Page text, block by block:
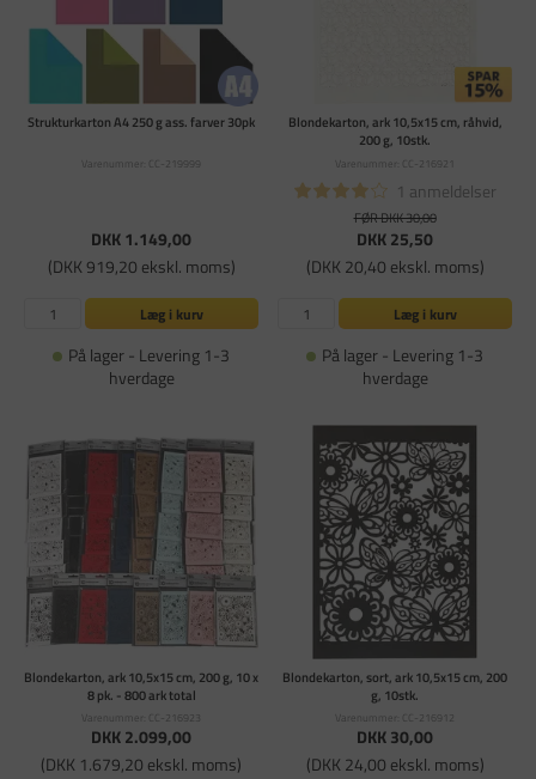
Strukturkarton A4 250 g ass. farver 30pk
Varenummer: CC-219999
DKK 1.149,00
(DKK 919,20 ekskl. moms)
Læg i kurv
På lager - Levering 1-3
hverdage
Blondekarton, ark 10,5x15 cm, råhvid,
200 g, 10stk.
Varenummer: CC-216921
1 anmeldelser
FØR DKK 30,00
DKK 25,50
(DKK 20,40 ekskl. moms)
Læg i kurv
På lager - Levering 1-3
hverdage
Blondekarton, ark 10,5x15 cm, 200 g, 10 x
8 pk. - 800 ark total
Varenummer: CC-216923
DKK 2.099,00
(DKK 1.679,20 ekskl. moms)
Blondekarton, sort, ark 10,5x15 cm, 200
g, 10stk.
Varenummer: CC-216912
DKK 30,00
(DKK 24,00 ekskl. moms)